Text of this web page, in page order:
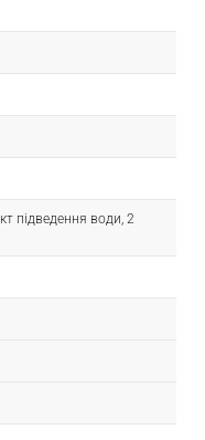
підведення води, 2